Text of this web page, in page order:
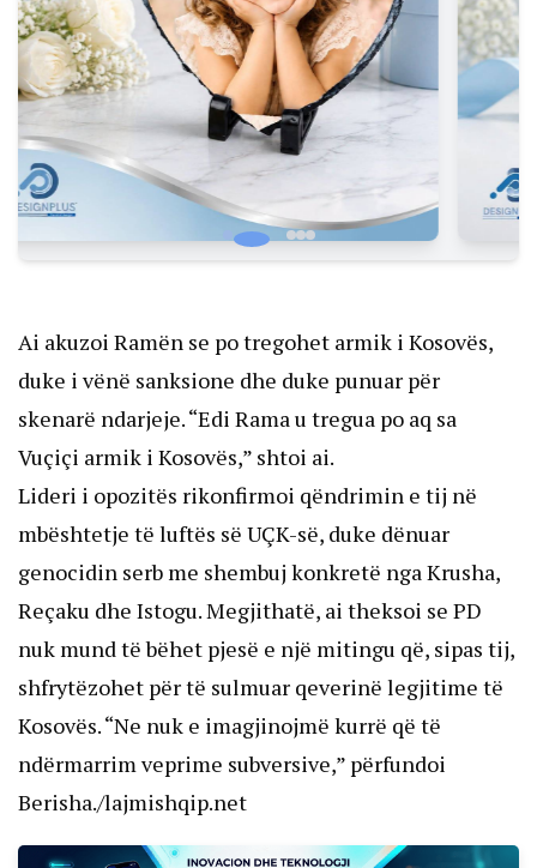
Ai akuzoi Ramën se po tregohet armik i Kosovës,
duke i vënë sanksione dhe duke punuar për
skenarë ndarjeje. “Edi Rama u tregua po aq sa
Vuçiçi armik i Kosovës,” shtoi ai.
Lideri i opozitës rikonfirmoi qëndrimin e tij në
mbështetje të luftës së UÇK-së, duke dënuar
genocidin serb me shembuj konkretë nga Krusha,
Reçaku dhe Istogu. Megjithatë, ai theksoi se PD
nuk mund të bëhet pjesë e një mitingu që, sipas tij,
shfrytëzohet për të sulmuar qeverinë legjitime të
Kosovës. “Ne nuk e imagjinojmë kurrë që të
ndërmarrim veprime subversive,” përfundoi
Berisha./lajmishqip.net